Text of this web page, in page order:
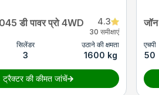
डी पावर प्रो 4WD 4.3
30 समीक्षाएं
सिलेंडर
3
उठाने की क्षमता
1600 kg
ट्रैक्टर की कीमत जांचें
एचपी
50